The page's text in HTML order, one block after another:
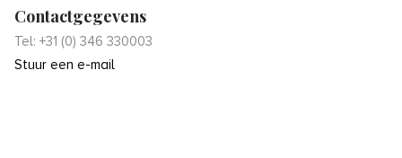
Contactgegevens
Tel: +31 (0) 346 330003
Stuur een e-mail